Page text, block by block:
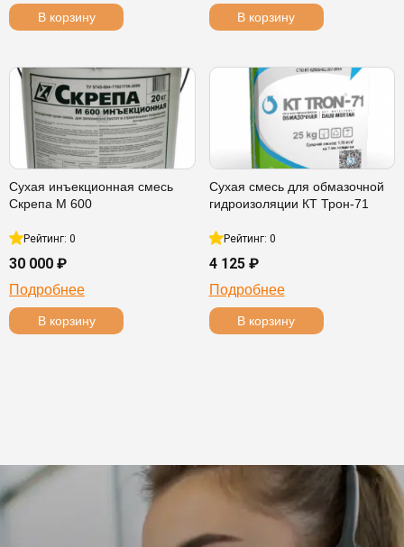
В корзину В корзину
Сухая инъекционная смесь
Скрепа М 600
Рейтинг: 0
30 000 ₽
Подробнее
В корзину
Сухая смесь для обмазочной
гидроизоляции КТ Трон-71
Рейтинг: 0
4 125 ₽
Подробнее
В корзину